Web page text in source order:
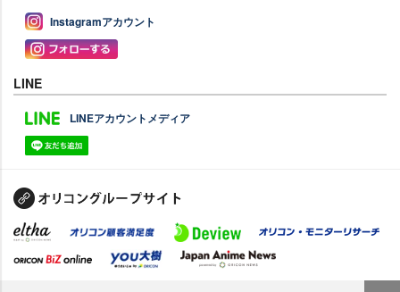
Instagramアカウント
LINE
LINEアカウントメディア